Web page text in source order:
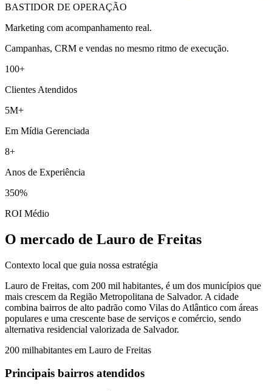
BASTIDOR DE OPERAÇÃO
Marketing com acompanhamento real.
Campanhas, CRM e vendas no mesmo ritmo de execução.
100+
Clientes Atendidos
5M+
Em Mídia Gerenciada
8+
Anos de Experiência
350%
ROI Médio
O mercado de Lauro de Freitas
Contexto local que guia nossa estratégia
Lauro de Freitas, com 200 mil habitantes, é um dos municípios que
mais crescem da Região Metropolitana de Salvador. A cidade
combina bairros de alto padrão como Vilas do Atlântico com áreas
populares e uma crescente base de serviços e comércio, sendo
alternativa residencial valorizada de Salvador.
200 milhabitantes em Lauro de Freitas
Principais bairros atendidos